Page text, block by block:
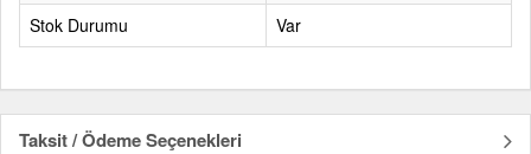
Stok Durumu
Var
Taksit / Ödeme Seçenekleri